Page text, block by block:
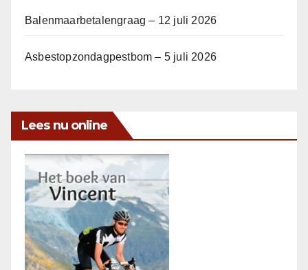
Balenmaarbetalengraag – 12 juli 2026
Asbestopzondagpestbom – 5 juli 2026
Lees nu online